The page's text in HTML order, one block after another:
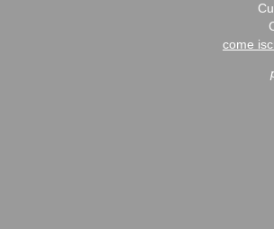
come